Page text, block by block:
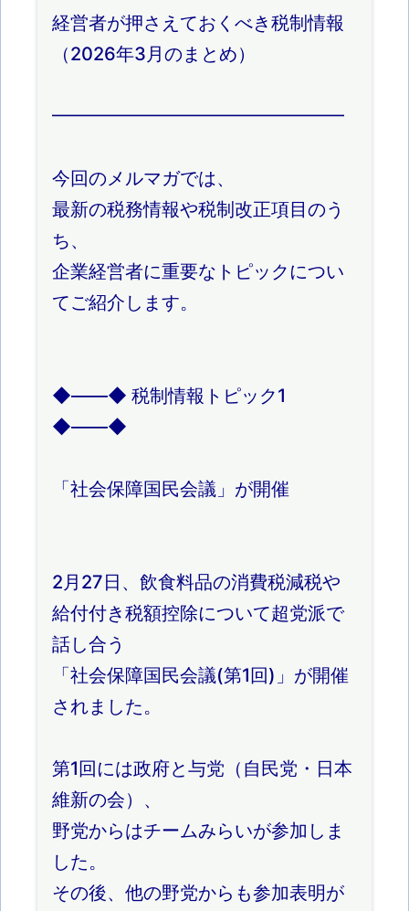
経営者が押さえておくべき税制情報
（2026年3月のまとめ）
━━━━━━━━━━━━━━━━
今回のメルマガでは、
最新の税務情報や税制改正項目のう
ち、
企業経営者に重要なトピックについ
てご紹介します。
◆――◆ 税制情報トピック1
◆――◆
「社会保障国民会議」が開催
2月27日、飲食料品の消費税減税や
給付付き税額控除について超党派で
話し合う
「社会保障国民会議(第1回)」が開催
されました。
第1回には政府と与党（自民党・日本
維新の会）、
野党からはチームみらいが参加しま
した。
その後、他の野党からも参加表明が